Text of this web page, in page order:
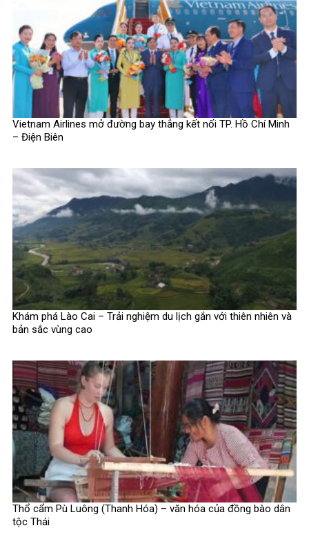
Vietnam Airlines mở đường bay thẳng kết nối TP. Hồ Chí Minh
– Điện Biên
Khám phá Lào Cai – Trải nghiệm du lịch gắn với thiên nhiên và
bản sắc vùng cao
Thổ cẩm Pù Luông (Thanh Hóa) – văn hóa của đồng bào dân
tộc Thái